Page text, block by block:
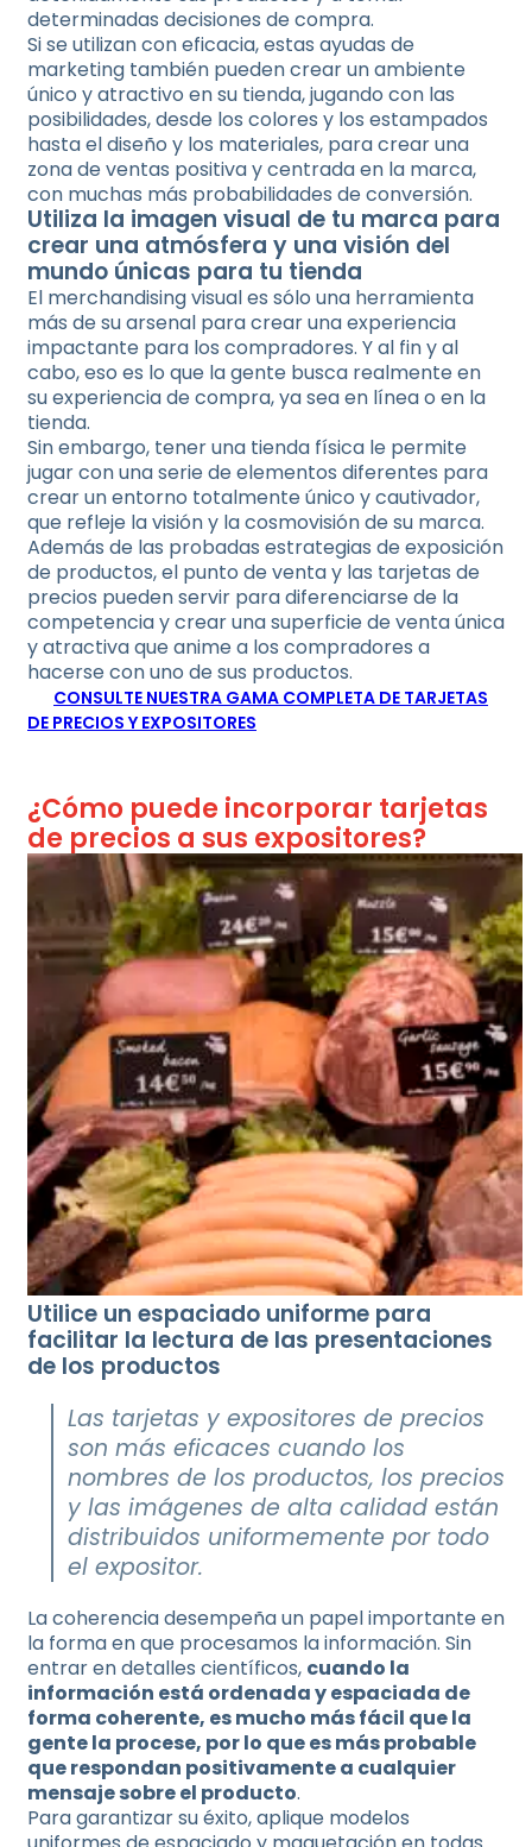
determinadas decisiones de compra.
Si se utilizan con eficacia, estas ayudas de
marketing también pueden crear un ambiente
único y atractivo en su tienda, jugando con las
posibilidades, desde los colores y los estampados
hasta el diseño y los materiales, para crear una
zona de ventas positiva y centrada en la marca,
con muchas más probabilidades de conversión.
Utiliza la imagen visual de tu marca para
crear una atmósfera y una visión del
mundo únicas para tu tienda
El merchandising visual es sólo una herramienta
más de su arsenal para crear una experiencia
impactante para los compradores. Y al fin y al
cabo, eso es lo que la gente busca realmente en
su experiencia de compra, ya sea en línea o en la
tienda.
Sin embargo, tener una tienda física le permite
jugar con una serie de elementos diferentes para
crear un entorno totalmente único y cautivador,
que refleje la visión y la cosmovisión de su marca.
Además de las probadas estrategias de exposición
de productos, el punto de venta y las tarjetas de
precios pueden servir para diferenciarse de la
competencia y crear una superficie de venta única
y atractiva que anime a los compradores a
hacerse con uno de sus productos.
CONSULTE NUESTRA GAMA COMPLETA DE TARJETAS
DE PRECIOS Y EXPOSITORES
¿Cómo puede incorporar tarjetas
de precios a sus expositores?
Utilice un espaciado uniforme para
facilitar la lectura de las presentaciones
de los productos
Las tarjetas y expositores de precios
son más eficaces cuando los
nombres de los productos, los precios
y las imágenes de alta calidad están
distribuidos uniformemente por todo
el expositor.
La coherencia desempeña un papel importante en
la forma en que procesamos la información. Sin
entrar en detalles científicos, cuando la
información está ordenada y espaciada de
forma coherente, es mucho más fácil que la
gente la procese, por lo que es más probable
que respondan positivamente a cualquier
mensaje sobre el producto.
Para garantizar su éxito, aplique modelos